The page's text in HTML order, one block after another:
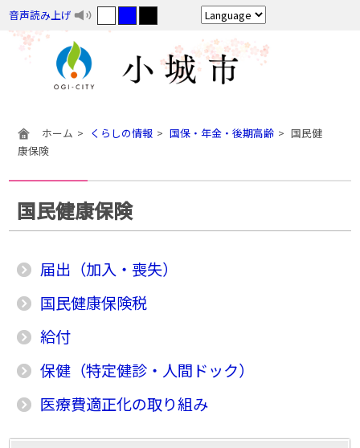
音声読み上げ
ホーム くらしの情報 国保・年金・後期高齢
国民健
康保険
国民健康保険
届出（加入・喪失）
国民健康保険税
給付
保健（特定健診・人間ドック）
医療費適正化の取り組み